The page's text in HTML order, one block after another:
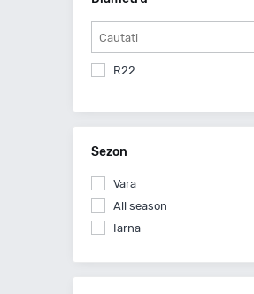
R22
Sezon
Vara
All season
Iarna